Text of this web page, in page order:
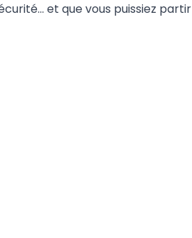
et que vous puissiez partir